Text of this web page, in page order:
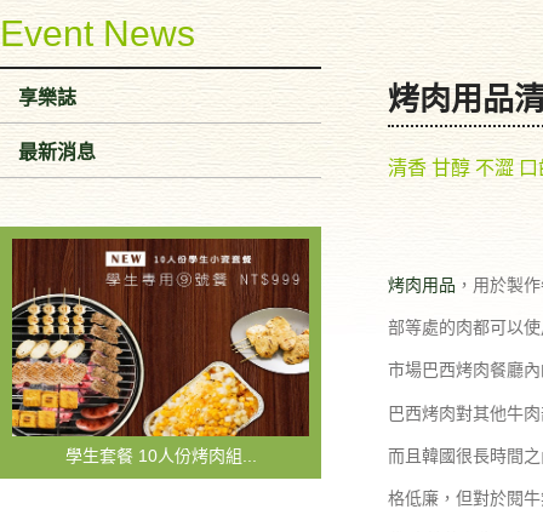
Event News
享樂誌
最新消息
學生套餐 10人份烤肉組...
烤肉用品
清香 甘醇 不澀
烤肉用品 ，用於製
部等處的肉都可以
市場巴西烤肉餐廳
巴西烤肉對其他牛
而且韓國很長時間
格低廉，但對於閱